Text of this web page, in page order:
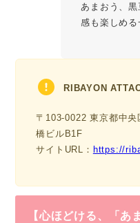
あまおう、
感も楽しめ
RIBAYON
〒103-0022 東京都中
橋ビルB1F
サイトURL： https://
【心ほどける、「あ